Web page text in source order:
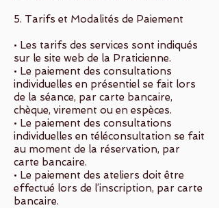
5. Tarifs et Modalités de Paiement
• Les tarifs des services sont indiqués
sur le site web de la Praticienne.
• Le paiement des consultations
individuelles en présentiel se fait lors
de la séance, par carte bancaire,
chèque, virement ou en espèces.
• Le paiement des consultations
individuelles en téléconsultation se fait
au moment de la réservation, par
carte bancaire.
• Le paiement des ateliers doit être
effectué lors de l’inscription, par carte
bancaire.